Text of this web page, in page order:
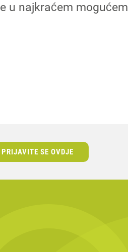
u najkraćem mogućem
PRIJAVITE SE OVDJE